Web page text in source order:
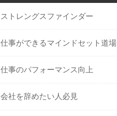
ストレングスファインダー
仕事ができるマインドセット道場
仕事のパフォーマンス向上
会社を辞めたい人必見